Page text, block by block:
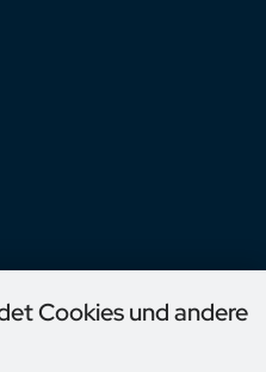
Cookies und andere